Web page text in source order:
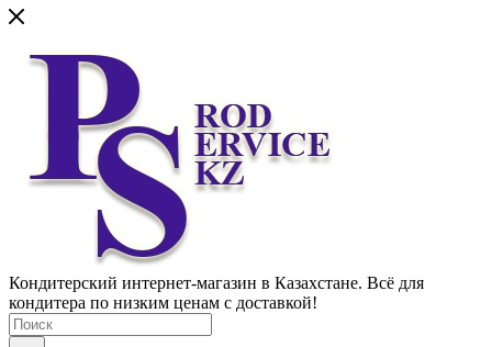
Кондитерский интернет-магазин в Казахстане. Всё для
кондитера по низким ценам с доставкой!